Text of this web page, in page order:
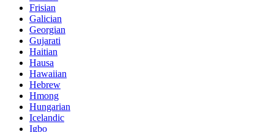
Frisian
Galician
Georgian
Gujarati
Haitian
Hausa
Hawaiian
Hebrew
Hmong
Hungarian
Icelandic
Igbo